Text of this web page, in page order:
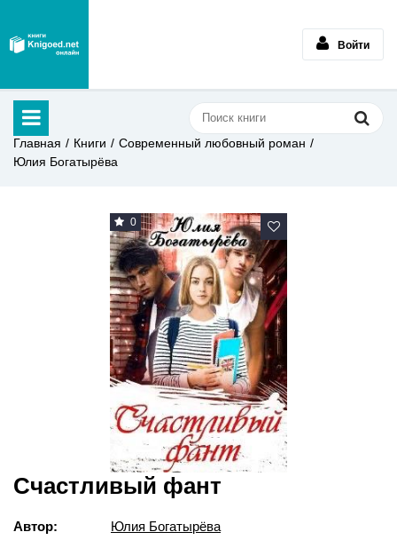
Войти
Главная Книги
Современный любовный роман
Юлия Богатырёва
0
Счастливый фант
Автор: Юлия Богатырёва